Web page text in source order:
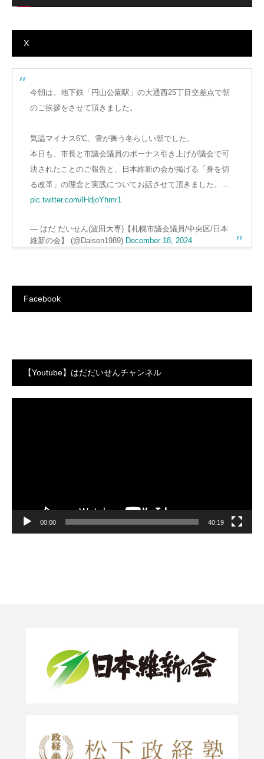
X
今朝は、地下鉄「円山公園駅」の大通西25丁目交差点で朝
のご挨拶をさせて頂きました。
気温マイナス6℃、雪が舞う冬らしい朝でした。
本日も、市長と市議会議員のボーナス引き上げが議会で可
決されたことのご報告と、日本維新の会が掲げる「身を切
る改革」の理念と実践についてお話させて頂きました。…
pic.twitter.com/lHdjoYhmr1
— はだ だいせん(波田大専)【札幌市議会議員/中央区/日本
維新の会】 (@Daisen1989) December 18, 2024
Facebook
【Youtube】はだだいせんチャンネル
00:00 40:19